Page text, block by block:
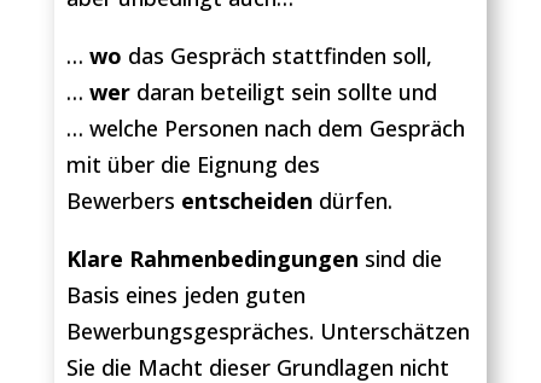
… wo das Gespräch stattfinden soll,
… werdaran beteiligt sein sollte und
… welche Personen nach dem Gespräch
mit über die Eignung des
Bewerbers entscheiden dürfen.
Klare Rahmenbedingungen sind die
Basis eines jeden guten
Bewerbungsgespräches. Unterschätzen
Sie die Macht dieser Grundlagen nicht